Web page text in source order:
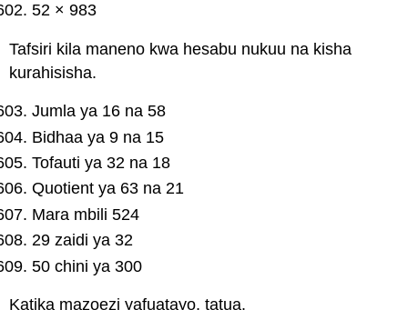
52 × 983
Tafsiri kila maneno kwa hesabu nukuu na kisha
kurahisisha.
Jumla ya 16 na 58
Bidhaa ya 9 na 15
Tofauti ya 32 na 18
Quotient ya 63 na 21
Mara mbili 524
29 zaidi ya 32
50 chini ya 300
Katika mazoezi yafuatayo, tatua.